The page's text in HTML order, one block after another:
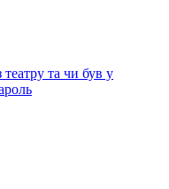
та чи був у